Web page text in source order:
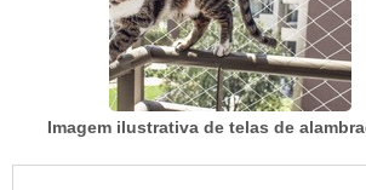
Imagem ilustrativa de telas de